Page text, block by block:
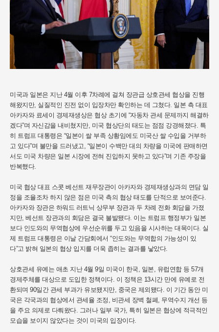
미국과 일본은 지난 4월 이후 7차례에 걸쳐 장관급 상호관세 협상을 진행
해왔지만, 실질적인 진전 없이 입장차만 확인하는 데 그쳤다. 일본 측 대표
아카자와 료세이 경제재생상은 협상 초기에 “자동차 관세 문제까지 해결하
겠다”며 자신감을 내비쳤지만, 미국 협상단의 태도는 점점 강경해졌다. 특
히 트럼프 대통령은 “일본이 쌀 부족 상황임에도 미국산 쌀 수입을 거부하
고 있다”며 불만을 드러냈고, “일본이 수백만 대의 차량을 미국에 판매하면
서도 미국 차량은 일본 시장에 전혀 진입하지 못하고 있다”며 기존 주장을
반복했다.
미국 협상 대표 스콧 베선트 재무장관이 아카자와 경제재생상과의 면담 일
정을 조율조차 하지 않은 점은 미국 측의 협상 태도를 단적으로 보여준다.
아카자와 장관은 하워드 러트닉 상무부 장관과 두 차례 전화 회담을 가졌
지만, 베선트 장관과의 회담은 결국 불발됐다. 이는 트럼프 행정부가 일본
보다 인도와의 무역협상에 우선순위를 두고 있음을 시사하는 대목이다. 실
제 트럼프 대통령은 이날 간담회에서 “인도와는 무역합의 가능성이 있
다”고 밝혀 일본의 협상 입지를 더욱 좁히는 결과를 낳았다.
상호관세 유예는 애초 지난 4월 9일 미국이 한국, 일본, 유럽연합 등 57개
경제주체를 대상으로 도입한 정책이다. 이 정책은 13시간 만에 유예로 전
환되며 90일간 관세 부과가 유보됐지만, 중국은 제외됐다. 이 기간 동안 미
국은 각국과의 협상에서 관세율 조정, 비관세 장벽 철폐, 무역수지 개선 등
을 주요 의제로 다뤄왔다. 그러나 일부 국가, 특히 일본은 협상에 적극적인
모습을 보이지 않았다는 것이 미국의 입장이다.